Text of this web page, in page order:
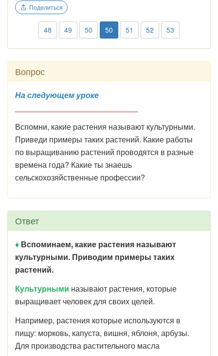
Поделиться
48 49 50 50 51 52 53
Вопрос
На следующем уроке
Вспомни, какие растения называют культурными.
Приведи примеры таких растений. Какие работы
по выращиванию растений проводятся в разные
времена года? Какие ты знаешь
сельскохозяйственные профессии?
Ответ
♦ Вспоминаем, какие растения называют
культурными. Приводим примеры таких
растений.
Культурными называют растения, которые
выращивает человек для своих целей.
Например, растения которые используются в
пищу: морковь, капуста, вишня, яблоня, арбузы.
Для производства растительного масла